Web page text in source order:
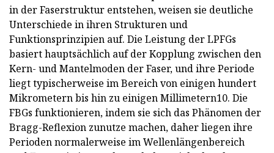
in der Faserstruktur entstehen, weisen sie deutliche
Unterschiede in ihren Strukturen und
Funktionsprinzipien auf. Die Leistung der LPFGs
basiert hauptsächlich auf der Kopplung zwischen den
Kern- und Mantelmoden der Faser, und ihre Periode
liegt typischerweise im Bereich von einigen hundert
Mikrometern bis hin zu einigen Millimetern10. Die
FBGs funktionieren, indem sie sich das Phänomen der
Bragg-Reflexion zunutze machen, daher liegen ihre
Perioden normalerweise im Wellenlängenbereich